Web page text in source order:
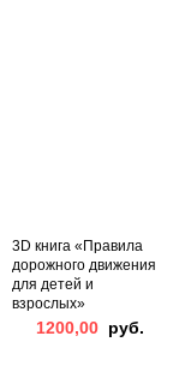
3D книга «Правила
дорожного движения
для детей и
взрослых»
1200,00 руб.